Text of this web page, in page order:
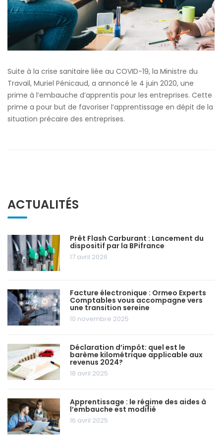
Suite à la crise sanitaire liée au COVID-19, la Ministre du
Travail, Muriel Pénicaud, a annoncé le 4 juin 2020, une
prime à l’embauche d’apprentis pour les entreprises. Cette
prime a pour but de favoriser l’apprentissage en dépit de la
situation précaire des entreprises.
ACTUALITÉS
Prêt Flash Carburant : Lancement du
dispositif par la BPifrance
17 avril 2026
Facture électronique : Ormeo Experts
Comptables vous accompagne vers
une transition sereine
10 novembre 2025
Déclaration d’impôt: quel est le
barème kilométrique applicable aux
revenus 2024?
18 avril 2025
Apprentissage : le régime des aides à
l’embauche est modifié
16 avril 2025